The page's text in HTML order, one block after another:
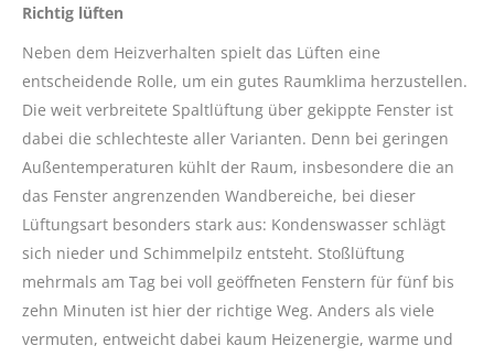
Richtig lüften
Neben dem Heizverhalten spielt das Lüften eine
entscheidende Rolle, um ein gutes Raumklima herzustellen.
Die weit verbreitete Spaltlüftung über gekippte Fenster ist
dabei die schlechteste aller Varianten. Denn bei geringen
Außentemperaturen kühlt der Raum, insbesondere die an
das Fenster angrenzenden Wandbereiche, bei dieser
Lüftungsart besonders stark aus: Kondenswasser schlägt
sich nieder und Schimmelpilz entsteht. Stoßlüftung
mehrmals am Tag bei voll geöffneten Fenstern für fünf bis
zehn Minuten ist hier der richtige Weg. Anders als viele
vermuten, entweicht dabei kaum Heizenergie, warme und